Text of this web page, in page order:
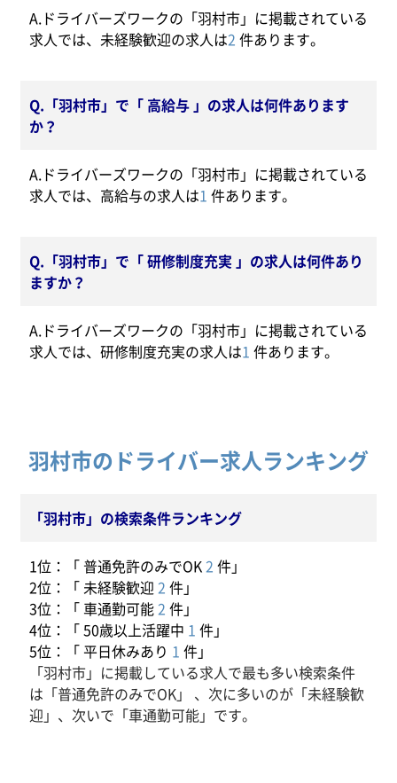
A.ドライバーズワークの「羽村市」に掲載されている
求人では、未経験歓迎の求人は2 件あります。
Q.「羽村市」で「 高給与 」の求人は何件あります
か？
A.ドライバーズワークの「羽村市」に掲載されている
求人では、高給与の求人は1 件あります。
Q.「羽村市」で「 研修制度充実 」の求人は何件あり
ますか？
A.ドライバーズワークの「羽村市」に掲載されている
求人では、研修制度充実の求人は1 件あります。
羽村市のドライバー求人ランキング
「羽村市」の検索条件ランキング
1位：「 普通免許のみでOK2 件」
2位：「 未経験歓迎 2 件」
3位：「 車通勤可能2 件」
4位：「 50歳以上活躍中 1 件」
5位：「 平日休みあり 1 件」
「羽村市」に掲載している求人で最も多い検索条件
は「普通免許のみでOK」 、次に多いのが「未経験歓
迎」、次いで「車通勤可能」です。